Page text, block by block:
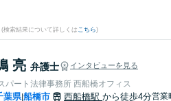
(検索結果について詳しくは こちら)
亮 弁護士 インタビューを見る
パート法律事務所 西船橋オフィス
葉県|船橋市 西船橋駅 から徒歩4分営業